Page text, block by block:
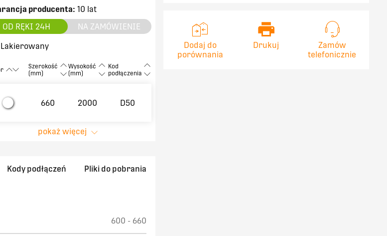
producenta: 10 lat
OD RĘKI 24H
NA ZAMÓWIENIE
Lakierowany
Szerokość
(mm)
Wysokość
(mm)
Kod
podłączenia
660 2000 D50
pokaż więcej
Dodaj do
porównania
Drukuj
Zamów
telefonicznie
Kody podłączeń Pliki do pobrania
600 - 660